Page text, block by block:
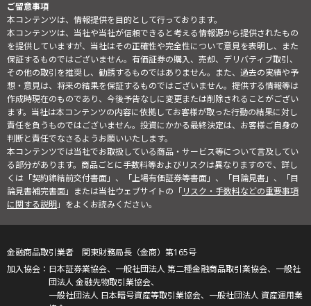
ご留意事項
本コンテンツは、情報提供を目的として行っております。
本コンテンツは、当社や当社が信頼できると考える情報源から提供されたもの
を提供していますが、当社はその正確性や完全性について意見を表明し、また
保証するものではございません。有価証券の購入、売却、デリバティブ取引、
その他の取引を推奨し、勧誘するものではありません。また、過去の実績や予
想・意見は、将来の結果を保証するものではございません。提供する情報等は
作成時現在のものであり、今後予告なしに変更または削除されることがござい
ます。当社は本コンテンツの内容に依拠してお客様が取った行動の結果に対し
責任を負うものではございません。投資にかかる最終決定は、お客様ご自身の
判断と責任でなさるようお願いいたします。
本コンテンツでは当社でお取扱している商品・サービス等について言及してい
る部分があります。商品ごとに手数料等およびリスクは異なりますので、詳し
くは「契約締結前交付書面」、「上場有価証券等書面」、「目論見書」、「目
論見書補完書面」または当社ウェブサイトの「リスク・手数料などの重要事項
に関する説明」をよくお読みください。
金融商品取引業者 関東財務局長（金商）第165号
日本証券業協会、一般社団法人 第二種金融商品取引業協会、一般社
団法人 金融先物取引業協会、
一般社団法人 日本暗号資産等取引業協会、一般社団法人 資産運用業